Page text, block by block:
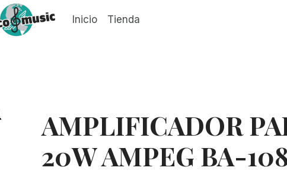
Inicio Tienda
AMPLIFICADOR
20W AMPEG BA-